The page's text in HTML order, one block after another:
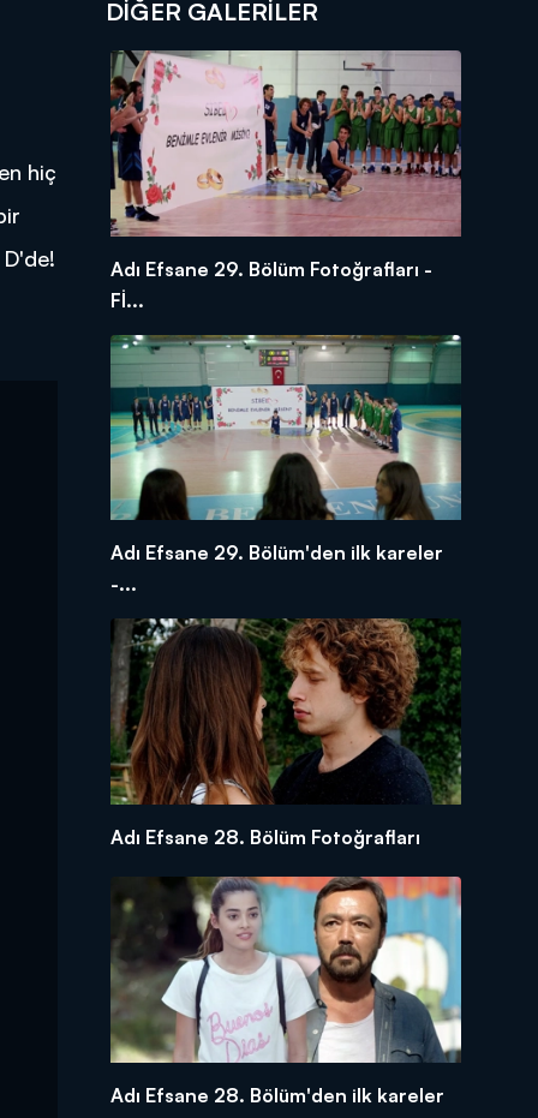
hiç
DİĞER GALERİLER
Adı Efsane 29. Bölüm Fotoğrafları -
Fİ...
Adı Efsane 29. Bölüm'den ilk kareler
-...
Adı Efsane 28. Bölüm Fotoğrafları
Adı Efsane 28. Bölüm'den ilk kareler